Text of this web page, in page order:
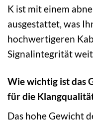
K ist mit einem
ausgestattet, was
hochwertigeren
Signalintegrität
Wie wichtig ist das
für die
Das hohe Gewicht